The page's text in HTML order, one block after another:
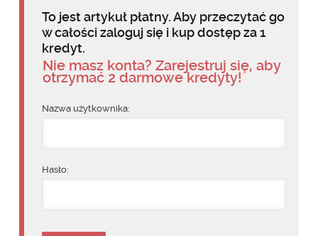
To jest artykuł płatny. Aby przeczytać go
w całości zaloguj się i kup dostęp za 1
kredyt.
Nie masz konta? Zarejestruj się, aby
otrzymać 2 darmowe kredyty!
Nazwa użytkownika:
Hasło: